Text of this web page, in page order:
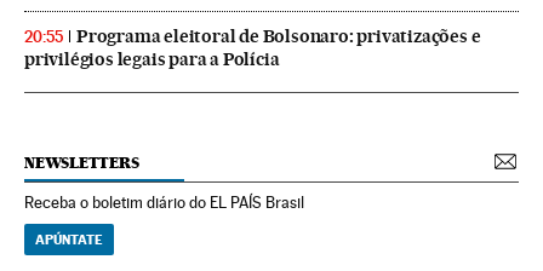
20:55
Programa eleitoral de Bolsonaro: privatizações e
privilégios legais para a Polícia
NEWSLETTERS
Receba o boletim diário do EL PAÍS Brasil
APÚNTATE